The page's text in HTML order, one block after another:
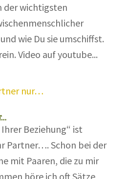
der wichtigsten
wie Du sie umschiffst.
Video auf youtube...
Beziehung“ ist
Partner…. Schon bei der
mit Paaren, die zu mir
höre ich oft Sätze